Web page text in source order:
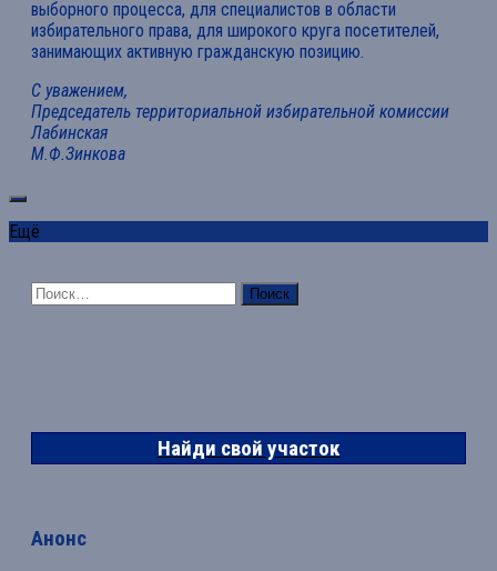
выборного процесса, для специалистов в области
избирательного права, для широкого круга посетителей,
занимающих активную гражданскую позицию.
С уважением,
Председатель территориальной избирательной комиссии
Лабинская
М.Ф.Зинкова
Ещё
Найти:
Найди свой участок
Анонс